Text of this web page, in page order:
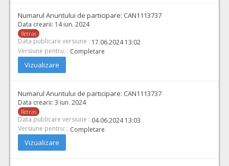
Numarul Anuntului de participare: CAN1113737
Data crearii: 14 iun. 2024
Retras
Data publicare versiune : 17.06.2024 13:02
Versiune pentru: : Completare
Vizualizare
Numarul Anuntului de participare: CAN1113737
Data crearii: 3 iun. 2024
Retras
Data publicare versiune : 04.06.2024 13:03
Versiune pentru: : Completare
Vizualizare